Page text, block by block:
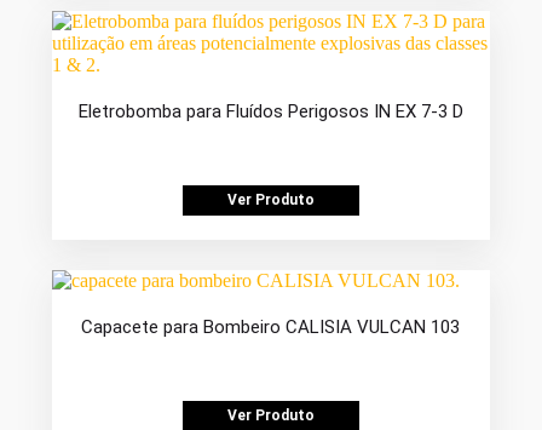
Eletrobomba para Fluídos Perigosos IN EX 7-3 D
Ver Produto
Capacete para Bombeiro CALISIA VULCAN 103
Ver Produto